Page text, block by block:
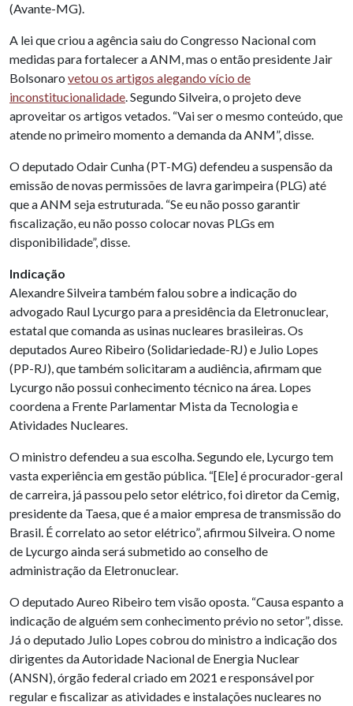
(Avante-MG).
A lei que criou a agência saiu do Congresso Nacional com
medidas para fortalecer a ANM, mas o então presidente Jair
Bolsonaro vetou os artigos alegando vício de
inconstitucionalidade . Segundo Silveira, o projeto deve
aproveitar os artigos vetados. “Vai ser o mesmo conteúdo, que
atende no primeiro momento a demanda da ANM”, disse.
O deputado Odair Cunha (PT-MG) defendeu a suspensão da
emissão de novas permissões de lavra garimpeira (PLG) até
que a ANM seja estruturada. “Se eu não posso garantir
fiscalização, eu não posso colocar novas PLGs em
disponibilidade”, disse.
Indicação
Alexandre Silveira também falou sobre a indicação do
advogado Raul Lycurgo para a presidência da Eletronuclear,
estatal que comanda as usinas nucleares brasileiras. Os
deputados Aureo Ribeiro (Solidariedade-RJ) e Julio Lopes
(PP-RJ), que também solicitaram a audiência, afirmam que
Lycurgo não possui conhecimento técnico na área. Lopes
coordena a Frente Parlamentar Mista da Tecnologia e
Atividades Nucleares.
O ministro defendeu a sua escolha. Segundo ele, Lycurgo tem
vasta experiência em gestão pública. “[Ele] é procurador-geral
de carreira, já passou pelo setor elétrico, foi diretor da Cemig,
presidente da Taesa, que é a maior empresa de transmissão do
Brasil. É correlato ao setor elétrico”, afirmou Silveira. O nome
de Lycurgo ainda será submetido ao conselho de
administração da Eletronuclear.
O deputado Aureo Ribeiro tem visão oposta. “Causa espanto a
indicação de alguém sem conhecimento prévio no setor”, disse.
Já o deputado Julio Lopes cobrou do ministro a indicação dos
dirigentes da Autoridade Nacional de Energia Nuclear
(ANSN), órgão federal criado em 2021 e responsável por
regular e fiscalizar as atividades e instalações nucleares no